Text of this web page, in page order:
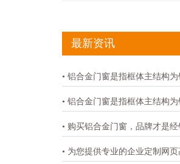
最新资讯
• 为您提供专业的企业定制网